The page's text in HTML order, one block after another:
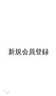
新規会員登録